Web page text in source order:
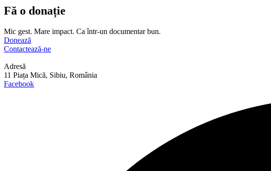
Fă o donație
Mic gest. Mare impact. Ca într-un documentar bun.
Donează
Contactează-ne
Adresă
11 Piața Mică, Sibiu, România
Facebook